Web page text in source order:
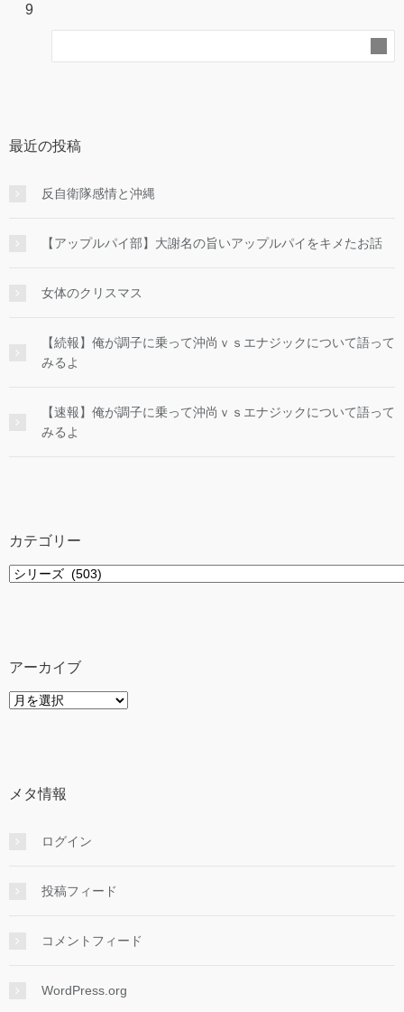
9
最近の投稿
反自衛隊感情と沖縄
【アップルパイ部】大謝名の旨いアップルパイをキメたお話
女体のクリスマス
【続報】俺が調子に乗って沖尚ｖｓエナジックについて語って
みるよ
【速報】俺が調子に乗って沖尚ｖｓエナジックについて語って
みるよ
カテゴリー
カ
アーカイブ
ア
メタ情報
ログイン
投稿フィード
コメントフィード
WordPress.org